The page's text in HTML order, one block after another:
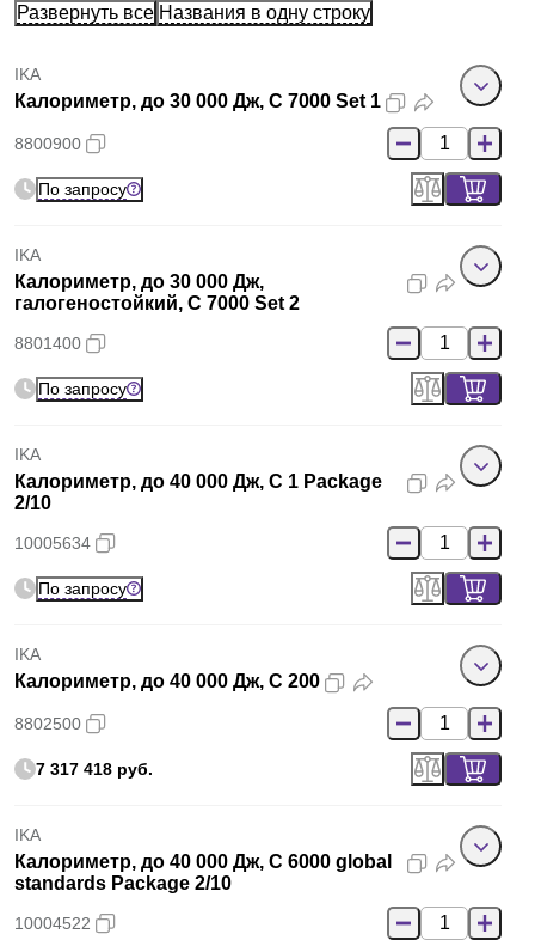
Контакты
Развернуть все Названия в одну строку
IKA
Калориметр, до 30 000 Дж, C 7000 Set 1
8800900
По запросу
IKA
Калориметр, до 30 000 Дж,
галогеностойкий, C 7000 Set 2
8801400
По запросу
IKA
Калориметр, до 40 000 Дж, C 1 Package
2/10
10005634
По запросу
IKA
Калориметр, до 40 000 Дж, C 200
8802500
7 317 418 руб.
IKA
Калориметр, до 40 000 Дж, C 6000 global
standards Package 2/10
10004522